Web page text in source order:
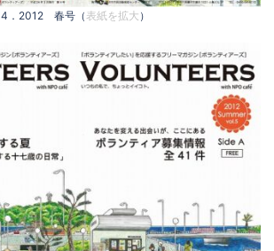
4．2012 春号（ 表紙を拡大 ）